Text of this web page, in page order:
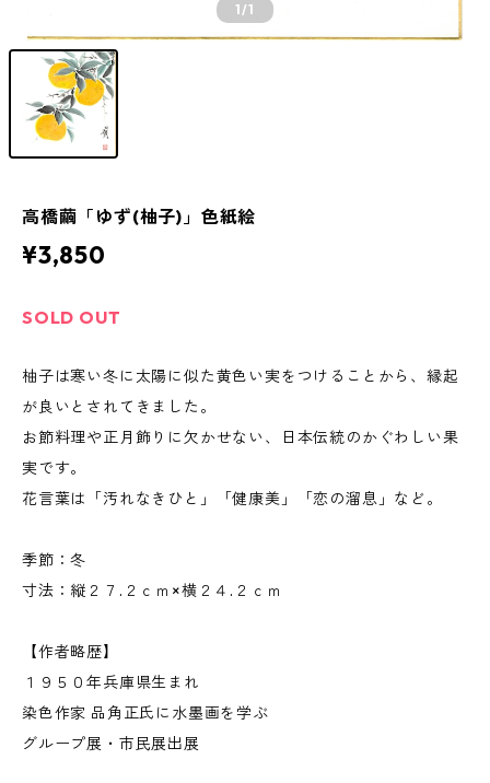
1/1
高橋繭「ゆず(柚子)」色紙絵
¥3,850
SOLD OUT
柚子は寒い冬に太陽に似た黄色い実をつけることから、縁起
が良いとされてきました。
お節料理や正月飾りに欠かせない、日本伝統のかぐわしい果
実です。
花言葉は「汚れなきひと」「健康美」「恋の溜息」など。
季節：冬
寸法：縦２７.２ｃｍ×横２４.２ｃｍ
【作者略歴】
１９５０年兵庫県生まれ
染色作家 品角正氏に水墨画を学ぶ
グループ展・市民展出展